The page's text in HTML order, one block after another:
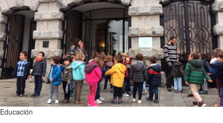
Educación